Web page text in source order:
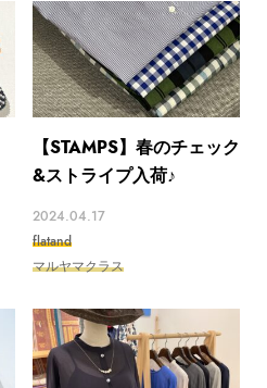
【STAMPS】春のチェック
&ストライプ入荷♪
2024.04.17
flatand
マルヤマクラス